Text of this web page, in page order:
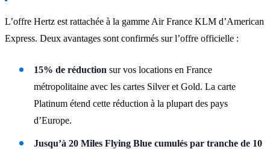
L’offre Hertz est rattachée à la gamme Air France KLM d’American
Express. Deux avantages sont confirmés sur l’offre officielle :
15% de réduction sur vos locations en France
métropolitaine avec les cartes Silver et Gold. La carte
Platinum étend cette réduction à la plupart des pays
d’Europe.
Jusqu’à 20 Miles Flying Blue cumulés par tranche de 10